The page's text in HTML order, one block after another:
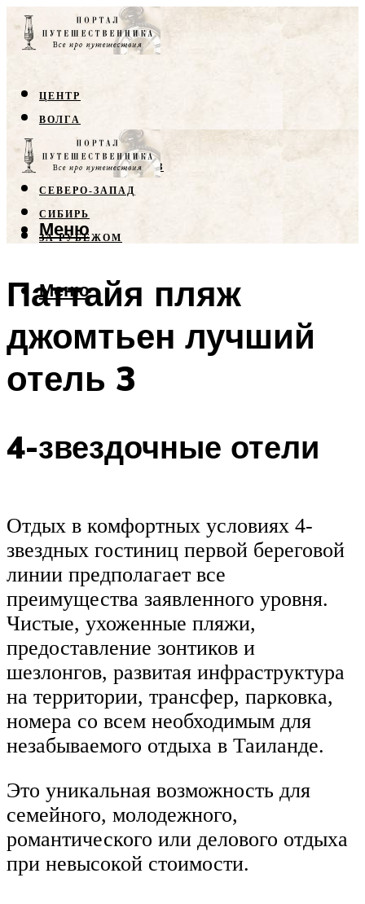
ЦЕНТР
ВОЛГА
КРЫМ
СЕВЕРНЫЙ КАВКАЗ
СЕВЕРО-ЗАПАД
СИБИРЬ
ЗА РУБЕЖОМ
Меню
Меню
Паттайя пляж
джомтьен лучший
отель 3
4-звездочные отели
Отдых в комфортных условиях 4-
звездных гостиниц первой береговой
линии предполагает все
преимущества заявленного уровня.
Чистые, ухоженные пляжи,
предоставление зонтиков и
шезлонгов, развитая инфраструктура
на территории, трансфер, парковка,
номера со всем необходимым для
незабываемого отдыха в Таиланде.
Это уникальная возможность для
семейного, молодежного,
романтического или делового отдыха
при невысокой стоимости.